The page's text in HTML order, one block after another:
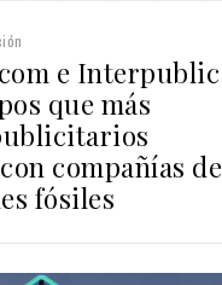
e Interpublic
que más
compañías de
fósiles